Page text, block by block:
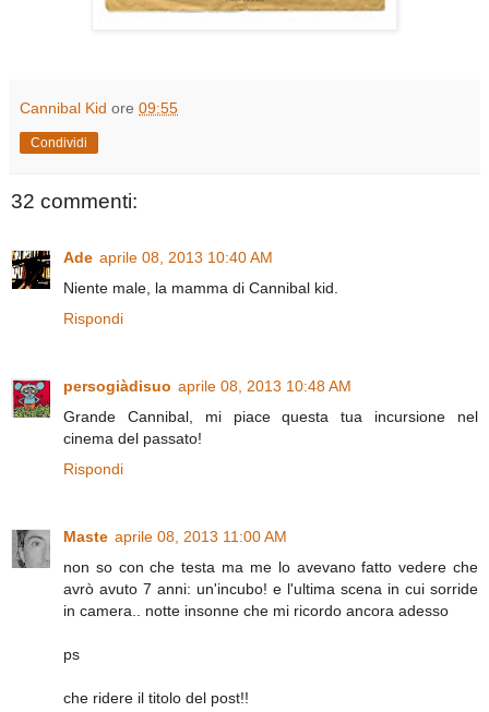
Cannibal Kid ore 09:55
Condividi
32 commenti:
Ade aprile 08, 2013 10:40 AM
Niente male, la mamma di Cannibal kid.
Rispondi
persogiàdisuo aprile 08, 2013 10:48 AM
Grande Cannibal, mi piace questa tua incursione nel
cinema del passato!
Rispondi
Maste aprile 08, 2013 11:00 AM
non so con che testa ma me lo avevano fatto vedere che
avrò avuto 7 anni: un'incubo! e l'ultima scena in cui sorride
in camera.. notte insonne che mi ricordo ancora adesso
ps
che ridere il titolo del post!!